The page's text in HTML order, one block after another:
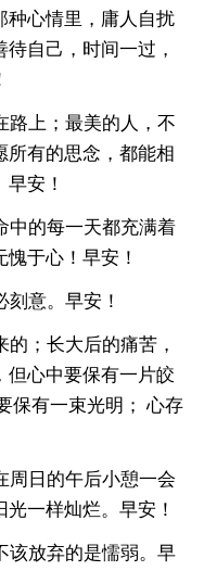
种心情里，庸人自扰
自己，时间一过，
路上；最美的人，不
所有的思念，都能相
安！
中的每一天都充满着
于心！早安！
意。早安！
；长大后的痛苦，
但心中要保有一片皎
保有一束光明； 心存
周日的午后小憩一会
一样灿烂。早安！
该放弃的是懦弱。早